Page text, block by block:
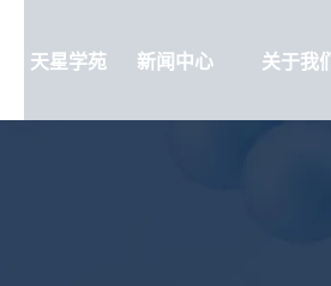
天星学苑 新闻中心 关于我们